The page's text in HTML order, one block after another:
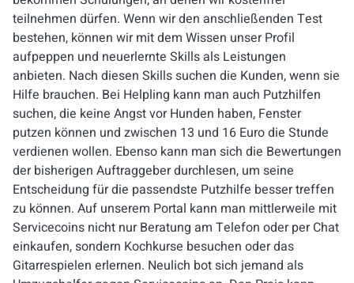
teilnehmen dürfen. Wenn wir den anschließenden Test
bestehen, können wir mit dem Wissen unser Profil
aufpeppen und neuerlernte Skills als Leistungen
anbieten. Nach diesen Skills suchen die Kunden, wenn sie
Hilfe brauchen. Bei Helpling kann man auch Putzhilfen
suchen, die keine Angst vor Hunden haben, Fenster
putzen können und zwischen 13 und 16 Euro die Stunde
verdienen wollen. Ebenso kann man sich die Bewertungen
der bisherigen Auftraggeber durchlesen, um seine
Entscheidung für die passendste Putzhilfe besser treffen
zu können. Auf unserem Portal kann man mittlerweile mit
Servicecoins nicht nur Beratung am Telefon oder per Chat
einkaufen, sondern Kochkurse besuchen oder das
Gitarrespielen erlernen. Neulich bot sich jemand als